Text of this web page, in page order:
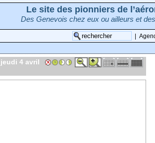
Le site des pionniers de
Des Genevois chez eux ou ailleurs et
jeudi 4 avril